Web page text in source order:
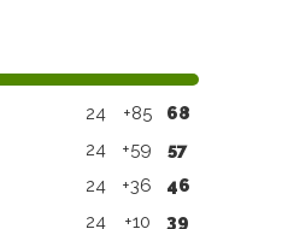
24 +85
68
24 +59
57
24 +36
46
24 +10
39